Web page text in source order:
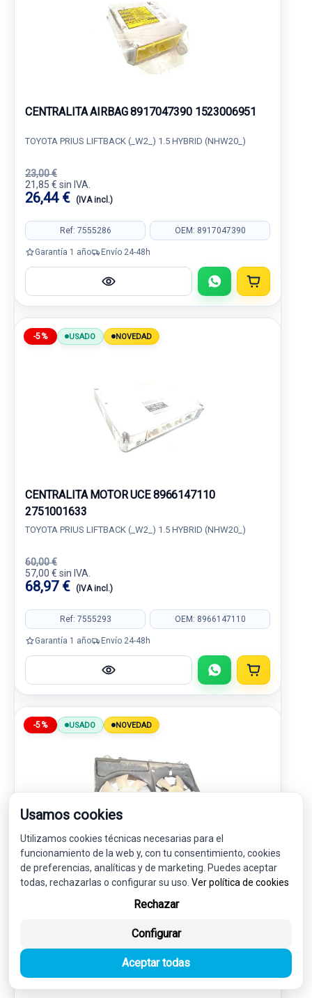
CENTRALITA AIRBAG 8917047390 1523006951
TOYOTA PRIUS LIFTBACK (_W2_) 1.5 HYBRID (NHW20_)
23,00 €
21,85 € sin IVA.
26,44 € (IVA incl.)
Ref: 7555286 OEM: 8917047390
Garantía 1 año Envío 24-48h
-5% USADO NOVEDAD
CENTRALITA MOTOR UCE 8966147110
2751001633
TOYOTA PRIUS LIFTBACK (_W2_) 1.5 HYBRID (NHW20_)
60,00 €
57,00 € sin IVA.
68,97 € (IVA incl.)
Ref: 7555293 OEM: 8966147110
Garantía 1 año Envío 24-48h
-5% USADO NOVEDAD
ELECTROVENTILADOR 1680007250 1680007421
45,00 €
51,73 € (IVA incl.)
Usamos cookies
Utilizamos cookies técnicas necesarias para el
funcionamiento de la web y, con tu consentimiento, cookies
de preferencias, analíticas y de marketing. Puedes aceptar
todas, rechazarlas o configurar su uso. Ver política de cookies
Rechazar
Configurar
Aceptar todas